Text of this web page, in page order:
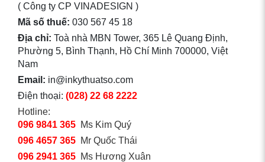
( Công ty CP VINADESIGN )
Mã số thuế: 030 567 45 18
Địa chỉ: Toà nhà MBN Tower, 365 Lê Quang Định,
Phường 5, Bình Thạnh, Hồ Chí Minh 700000, Việt
Nam
Email: in@inkythuatso.com
Điện thoại: (028) 22 68 2222
Hotline:
096 9841 365 Ms Kim Quý
096 4657 365 Mr Quốc Thái
096 2941 365 Ms Hương Xuân